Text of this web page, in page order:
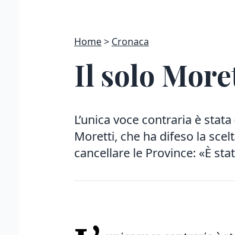
Home Cronaca
Il solo
L’unica voce contraria è
Moretti, che ha difeso la
cancellare le Province: «È